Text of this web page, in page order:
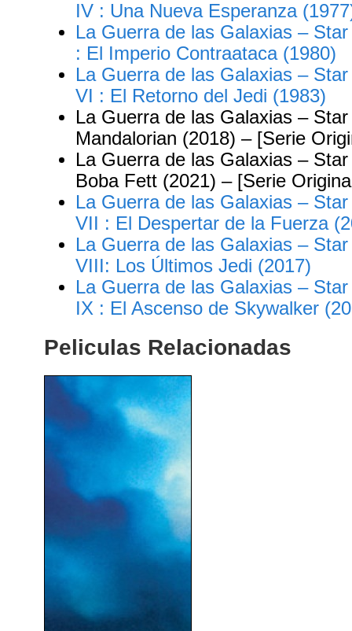
IV : Una Nueva Esperanza
La Guerra de las Galaxias –
: El Imperio Contraataca (1980)
La Guerra de las Galaxias –
VI : El Retorno del Jedi (1983)
La Guerra de las Galaxias –
Mandalorian (2018) – [Serie
La Guerra de las Galaxias –
Boba Fett (2021) – [Serie
La Guerra de las Galaxias –
VII : El Despertar de la Fuerza
La Guerra de las Galaxias –
VIII: Los Últimos Jedi (2017)
La Guerra de las Galaxias –
IX : El Ascenso de Skywalker
Peliculas Relacionadas